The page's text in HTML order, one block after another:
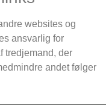
websites og
ansvarlig for
tredjemand, der
andet følger